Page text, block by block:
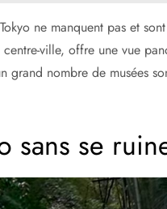
pour les
L’une des villes
aux visiteurs de découvrir